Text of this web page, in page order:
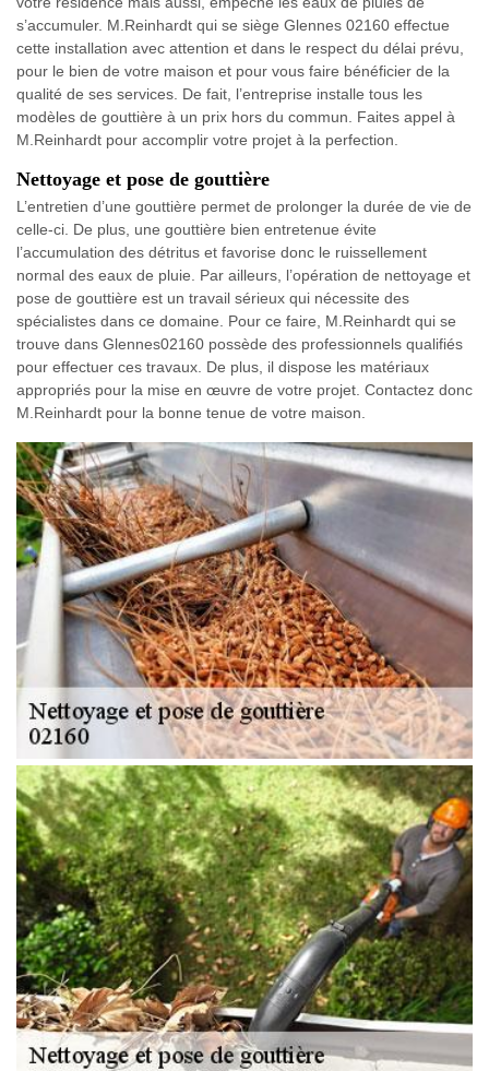
s’accumuler. M.Reinhardt qui se siège Glennes 02160 effectue
cette installation avec attention et dans le respect du délai prévu,
pour le bien de votre maison et pour vous faire bénéficier de la
qualité de ses services. De fait, l’entreprise installe tous les
modèles de gouttière à un prix hors du commun. Faites appel à
M.Reinhardt pour accomplir votre projet à la perfection.
Nettoyage et pose de gouttière
L’entretien d’une gouttière permet de prolonger la durée de vie de
celle-ci. De plus, une gouttière bien entretenue évite
l’accumulation des détritus et favorise donc le ruissellement
normal des eaux de pluie. Par ailleurs, l’opération de nettoyage et
pose de gouttière est un travail sérieux qui nécessite des
spécialistes dans ce domaine. Pour ce faire, M.Reinhardt qui se
trouve dans Glennes02160 possède des professionnels qualifiés
pour effectuer ces travaux. De plus, il dispose les matériaux
appropriés pour la mise en œuvre de votre projet. Contactez donc
M.Reinhardt pour la bonne tenue de votre maison.